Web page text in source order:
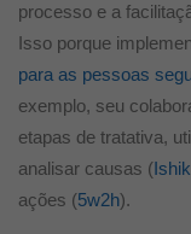
processo e a
Isso porque
para as pessoas
exemplo, seu
etapas de tratativa,
analisar causas (
ações (5w2h).